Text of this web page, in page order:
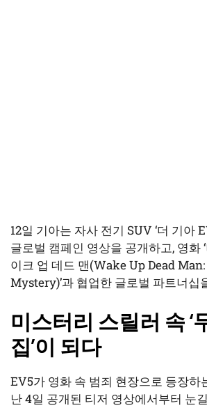
12일 기아는 자사 전기 SUV ‘더 기아
글로벌 캠페인 영상을 공개하고, 영화
이크 업 데드 맨(Wake Up Dead
Mystery)’과 협업한 글로벌 파트너십
미스터리 스릴러 속 ‘
집’이 되다
EV5가 영화 속 범죄 현장으로 등장하
난 4일 공개된 티저 영상에서부터 눈